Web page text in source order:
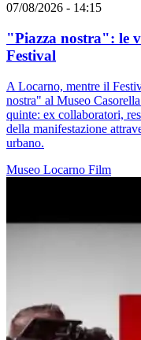
07/08/2026 - 14:15
"Piazza nostra": le
Festival
A Locarno, mentre il
nostra" al Museo
quinte: ex collaboratori,
della manifestazione
urbano.
Museo Locarno Film